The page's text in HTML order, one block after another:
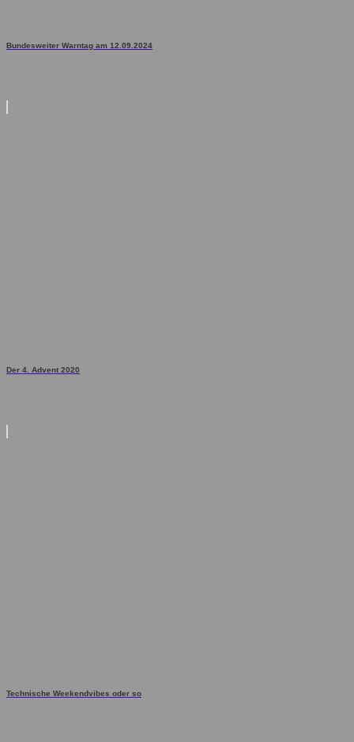
Bundesweiter Warntag am 12.09.2024
Der 4. Advent 2020
Technische Weekendvibes oder so